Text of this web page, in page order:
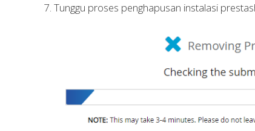
7. Tunggu proses penghapusan instalasi